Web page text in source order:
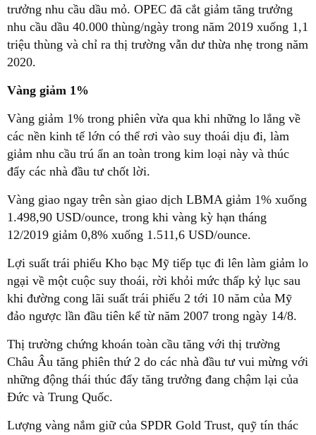
trưởng nhu cầu dầu mỏ. OPEC đã cắt giảm tăng trưởng
nhu cầu dầu 40.000 thùng/ngày trong năm 2019 xuống 1,1
triệu thùng và chỉ ra thị trường vẫn dư thừa nhẹ trong năm
2020.
Vàng giảm 1%
Vàng giảm 1% trong phiên vừa qua khi những lo lắng về
các nền kinh tế lớn có thể rơi vào suy thoái dịu đi, làm
giảm nhu cầu trú ẩn an toàn trong kim loại này và thúc
đẩy các nhà đầu tư chốt lời.
Vàng giao ngay trên sàn giao dịch LBMA giảm 1% xuống
1.498,90 USD/ounce, trong khi vàng kỳ hạn tháng
12/2019 giảm 0,8% xuống 1.511,6 USD/ounce.
Lợi suất trái phiếu Kho bạc Mỹ tiếp tục đi lên làm giảm lo
ngại về một cuộc suy thoái, rời khỏi mức thấp kỷ lục sau
khi đường cong lãi suất trái phiếu 2 tới 10 năm của Mỹ
đảo ngược lần đầu tiên kể từ năm 2007 trong ngày 14/8.
Thị trường chứng khoán toàn cầu tăng với thị trường
Châu Âu tăng phiên thứ 2 do các nhà đầu tư vui mừng với
những động thái thúc đẩy tăng trưởng đang chậm lại của
Đức và Trung Quốc.
Lượng vàng nắm giữ của SPDR Gold Trust, quỹ tín thác